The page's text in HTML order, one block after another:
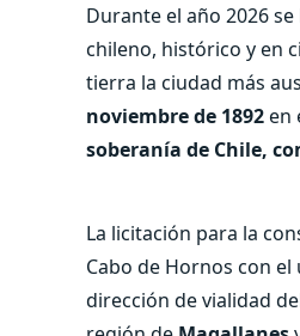
Durante el año 2026
chileno, histórico y en
tierra la ciudad más
noviembre de 1892en
soberanía de Chile,
La licitación para la
Cabo de Hornos con
dirección de vialidad